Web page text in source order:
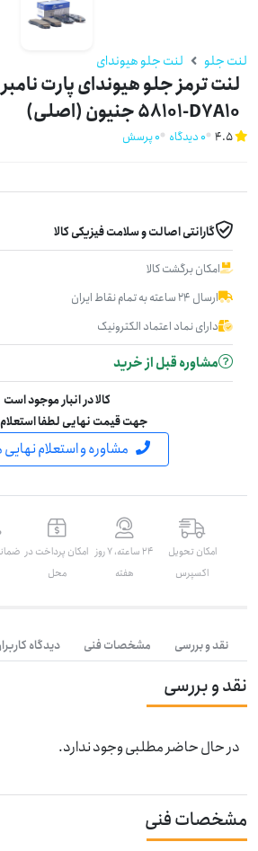
لنت جلو لنت جلو هیوندای
58101-D7A10 جنیون (اصلی)
4.5 0 دیدگاه 0 پرسش
گارانتی اصالت و سلامت فیزیکی کالا
امکان برگشت کالا
ارسال ۲۴ ساعته به تمام نقاط ایران
دارای نماد اعتماد الکترونیک
مشاوره قبل از خرید
کالا در انبار موجود است
جهت قیمت نهایی لطفا استعلام
مشاوره و استعلام
امکان تحویل
اکسپرس
۲۴ ساعته، ۷ روز
هفته
امکان پرداخت در
محل
نقد و بررسی مشخصات فنی دیدگاه
نقد و بررسی
در حال حاضر مطلبی وجود ندارد.
مشخصات فنی